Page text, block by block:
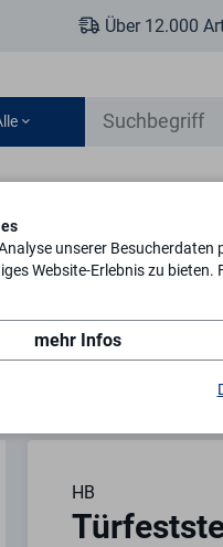
Über 12.000
HB
unserer
Website-Erlebnis zu
mehr Infos